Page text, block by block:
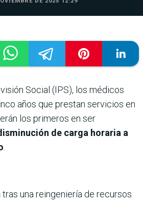
Social (IPS), los médicos
años que prestan servicios en
los primeros en ser
de carga horaria a
.
una reingeniería de recursos